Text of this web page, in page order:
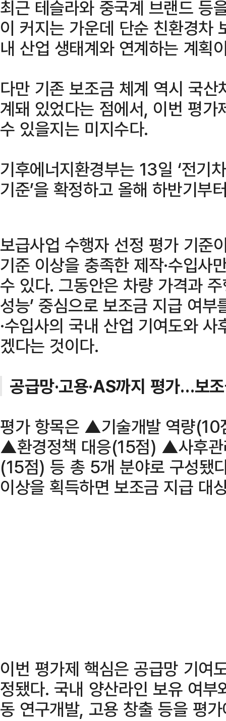
최근 테슬라와 중국계 브랜드 등
이 커지는 가운데 단순 친환경차
내 산업 생태계와 연계하는 계획
다만 기존 보조금 체계 역시 국
계돼 있었다는 점에서, 이번 평
수 있을지는 미지수다.
기후에너지환경부는 13일 ‘전기
기준’을 확정하고 올해 하반기부
보급사업 수행자 선정 평가 기준
기준 이상을 충족한 제작·수입사
수 있다. 그동안은 차량 가격과
성능’ 중심으로 보조금 지급 여
·수입사의 국내 산업 기여도와
겠다는 것이다.
공급망·고용·AS까지 평가…보
평가 항목은 ▲기술개발 역량
▲환경정책 대응(15점) ▲사후
(15점) 등 총 5개 분야로 구성
이상을 획득하면 보조금 지급 대
이번 평가제 핵심은 공급망 기
정됐다. 국내 양산라인 보유 여
동 연구개발, 고용 창출 등을 평